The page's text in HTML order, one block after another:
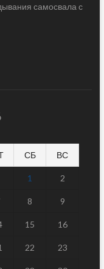
самосвала с
СБ ВС
1 2
8 9
15 16
22 23